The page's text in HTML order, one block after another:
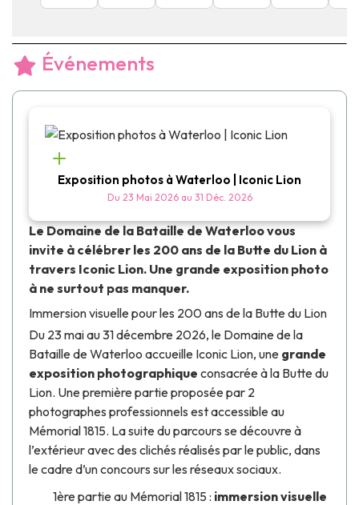
Événements
Exposition photos à Waterloo | Iconic Lion
Du 23 Mai 2026 au 31 Déc. 2026
LeDomaine de la Bataille de Waterloovous
invite à célébrer les 200 ans de la Butte du Lion à
travers Iconic Lion. Une grande exposition photo
à ne surtout pas manquer.
Immersion visuelle pour les 200 ans de la Butte du Lion
Du 23 mai au 31 décembre 2026, le Domaine de la
Bataille de Waterloo accueille Iconic Lion, une grande
exposition photographique consacrée à la Butte du
Lion. Une première partie proposée par 2
photographes professionnels est accessible au
Mémorial 1815. La suite du parcours se découvre à
l’extérieur avec des clichés réalisés par le public, dans
le cadre d’un concours sur les réseaux sociaux.
1ère partie au Mémorial 1815: immersion visuelle